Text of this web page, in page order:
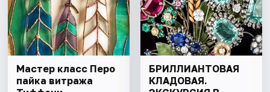
Мастер класс Перо
пайка витража
БРИЛЛИАНТОВАЯ
КЛАДОВАЯ.